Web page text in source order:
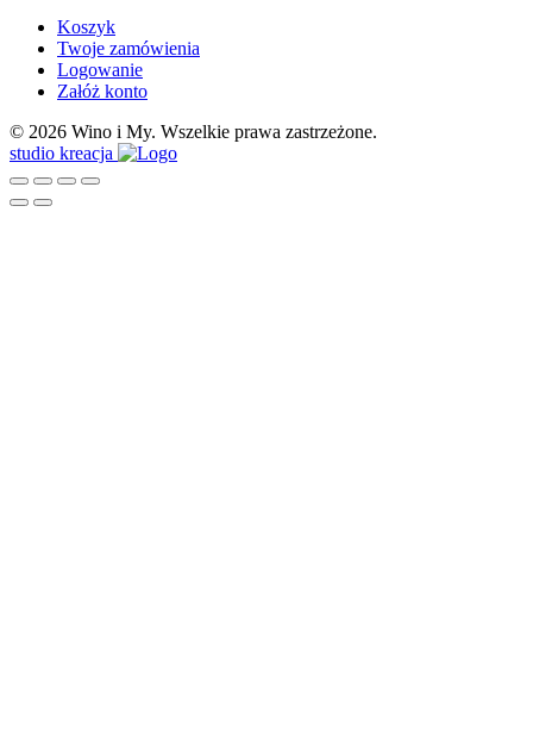
Koszyk
Twoje zamówienia
Logowanie
Załóż konto
© 2026 Wino i My. Wszelkie prawa zastrzeżone.
studio kreacja